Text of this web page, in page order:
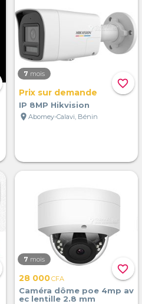
favorite_border
7 mois
Prix sur demande
IP 8MP Hikvision
location_on Abomey-Calavi, Bénin
favorite_border
7 mois
28 000CFA
Caméra dôme poe 4mp av
ec lentille 2.8 mm